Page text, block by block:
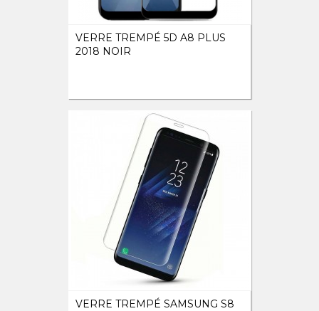
VERRE TREMPÉ 5D A8 PLUS
2018 NOIR
VERRE TREMPÉ SAMSUNG S8